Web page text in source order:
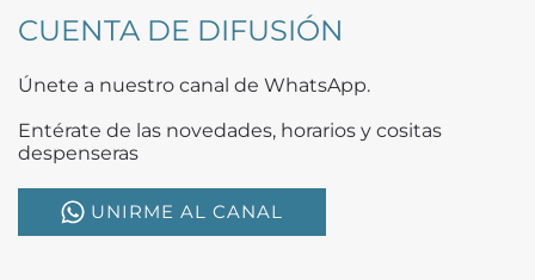
CUENTA DE DIFUSIÓN
Únete a nuestro canal de WhatsApp.
Entérate de las novedades, horarios y cositas
despenseras
UNIRME AL CANAL